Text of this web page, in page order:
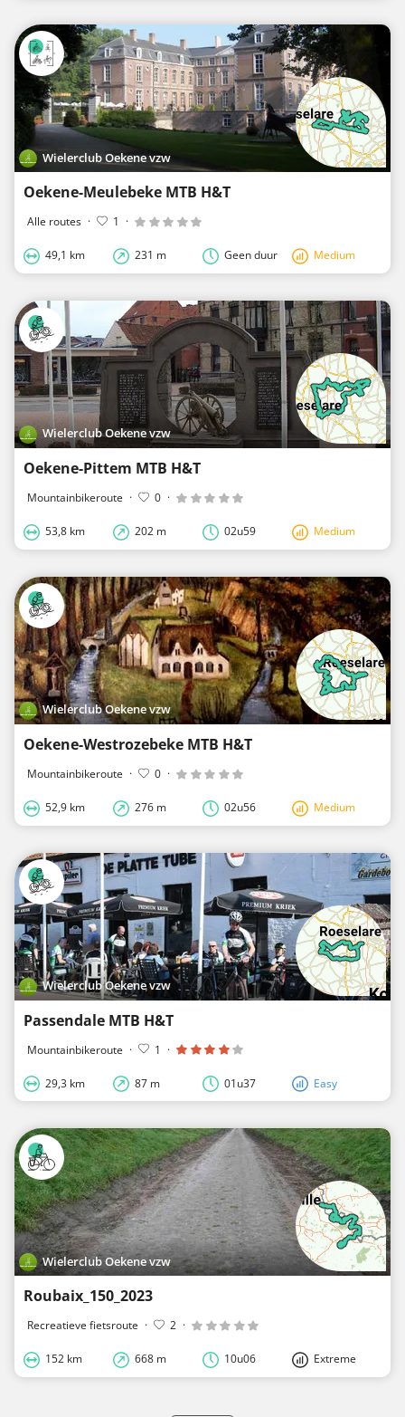
Wielerclub Oekene vzw
Oekene-Meulebeke MTB H&T
Alle routes · 1 ·
49,1 km 231 m Geen duur Medium
Wielerclub Oekene vzw
Oekene-Pittem MTB H&T
Mountainbikeroute · 0 ·
53,8 km 202 m 02u59 Medium
Wielerclub Oekene vzw
Oekene-Westrozebeke MTB H&T
Mountainbikeroute · 0 ·
52,9 km 276 m 02u56 Medium
Wielerclub Oekene vzw
Passendale MTB H&T
Mountainbikeroute · 1 ·
29,3 km 87 m 01u37 Easy
Wielerclub Oekene vzw
Roubaix_150_2023
Recreatieve fietsroute · 2 ·
152 km 668 m 10u06 Extreme